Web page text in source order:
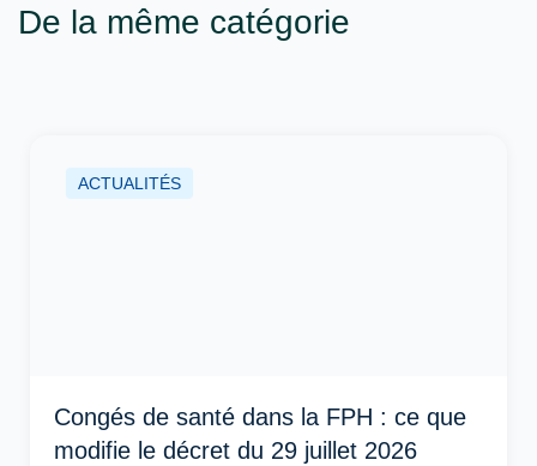
De la même catégorie
ACTUALITÉS
Congés de santé dans la FPH : ce que
modifie le décret du 29 juillet 2026